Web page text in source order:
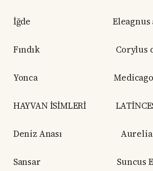
İğde Eleagnus
Fındık Corylus
Yonca Medicago
HAYVAN İSİMLERİ
Deniz Anası Aurelia
Sansar Suncus